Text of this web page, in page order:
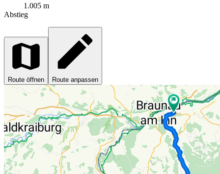
1.005 m
Abstieg
Route öffnen Route anpassen